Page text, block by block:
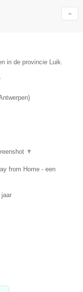
in de provincie Luik.
)
▼
from Home - een